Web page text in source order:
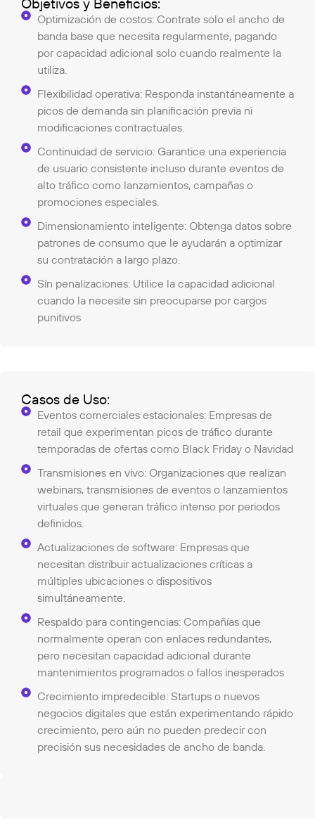
Optimización de costos: Contrate solo el ancho de
banda base que necesita regularmente, pagando
por capacidad adicional solo cuando realmente la
utiliza.
Flexibilidad operativa: Responda instantáneamente a
picos de demanda sin planificación previa ni
modificaciones contractuales.
Continuidad de servicio: Garantice una experiencia
de usuario consistente incluso durante eventos de
alto tráfico como lanzamientos, campañas o
promociones especiales.
Dimensionamiento inteligente: Obtenga datos sobre
patrones de consumo que le ayudarán a optimizar
su contratación a largo plazo.
Sin penalizaciones: Utilice la capacidad adicional
cuando la necesite sin preocuparse por cargos
punitivos
Casos de Uso:
Eventos comerciales estacionales: Empresas de
retail que experimentan picos de tráfico durante
temporadas de ofertas como Black Friday o Navidad
Transmisiones en vivo: Organizaciones que realizan
webinars, transmisiones de eventos o lanzamientos
virtuales que generan tráfico intenso por periodos
definidos.
Actualizaciones de software: Empresas que
necesitan distribuir actualizaciones críticas a
múltiples ubicaciones o dispositivos
simultáneamente.
Respaldo para contingencias: Compañías que
normalmente operan con enlaces redundantes,
pero necesitan capacidad adicional durante
mantenimientos programados o fallos inesperados
Crecimiento impredecible: Startups o nuevos
negocios digitales que están experimentando rápido
crecimiento, pero aún no pueden predecir con
precisión sus necesidades de ancho de banda.